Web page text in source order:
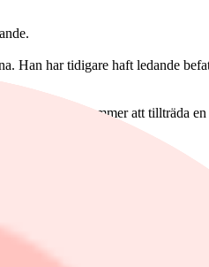
Han har tidigare haft ledande
Kaplan, kommer att tillträda